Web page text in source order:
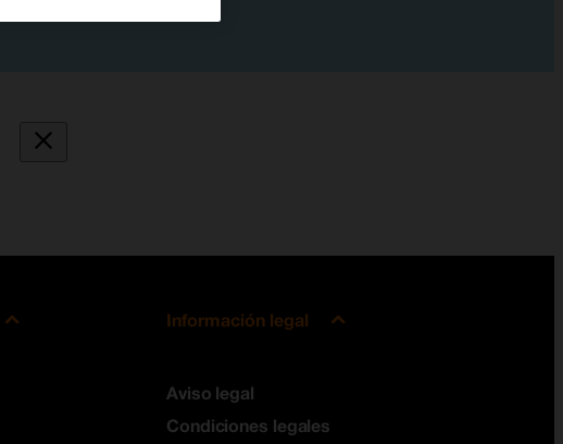
Información legal
Aviso legal
Condiciones legales